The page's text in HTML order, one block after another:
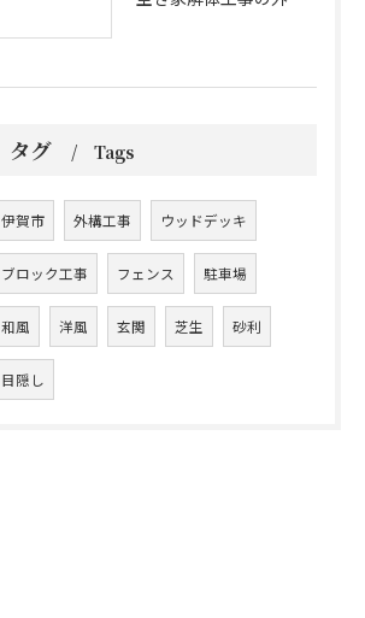
タグ Tags
伊賀市 外構工事 ウッドデッキ
ブロック工事 フェンス 駐車場
和風 洋風 玄関 芝生 砂利
目隠し